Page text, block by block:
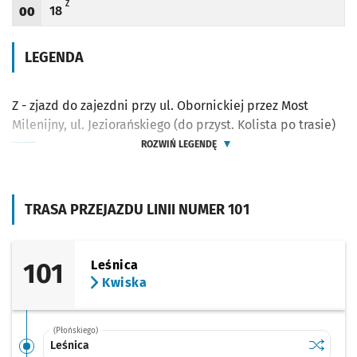
TRASA PRZEJAZDU LINII NUMER 101
101
Leśnica
Kwiska
(Płońskiego)
Leśnica Sprawdź
Leśnica
Godzina odjazdu
00
Odjazd
18
minut po godzinie 00
ZZ - ZJAZD DO ZAJEZDNI PRZY UL. OBORNICKIEJ PRZEZ MOST MILENIJNY, UL.
LEGENDA
Z - zjazd do zajezdni przy ul. Obornickiej przez Most
Milenijny, ul. Jeziorańskiego (do przyst. Kolista po trasie)
ROZWIŃ LEGENDĘ